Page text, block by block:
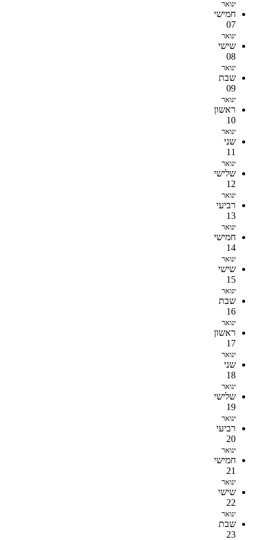
ינואר
חמישי
07
ינואר
שישי
08
ינואר
שבת
09
ינואר
ראשון
10
ינואר
שני
11
ינואר
שלישי
12
ינואר
רביעי
13
ינואר
חמישי
14
ינואר
שישי
15
ינואר
שבת
16
ינואר
ראשון
17
ינואר
שני
18
ינואר
שלישי
19
ינואר
רביעי
20
ינואר
חמישי
21
ינואר
שישי
22
ינואר
שבת
23